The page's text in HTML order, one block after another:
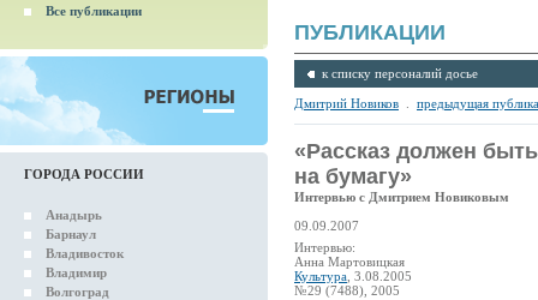
Все публикации
ГОРОДА РОССИИ
Анадырь
Барнаул
Владивосток
Владимир
Волгоград
ПУБЛИКАЦИИ
к списку персоналий досье
Дмитрий Новиков предыдущая
«Рассказ должен
на бумагу»
Интервью с Дмитрием Новиковым
09.09.2007
Интервью:
Анна Мартовицкая
Культура , 3.08.2005
№29 (7488), 2005